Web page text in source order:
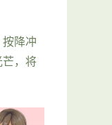
降冲
，将